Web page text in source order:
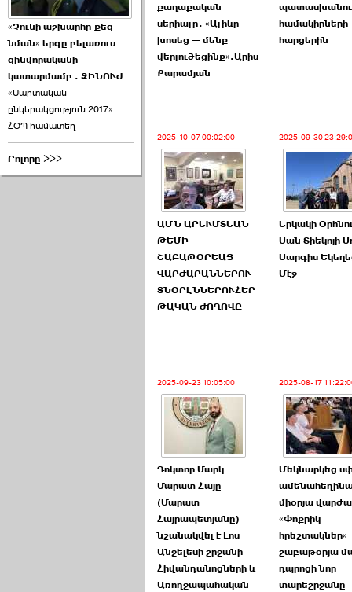
«Չունի աշխարհը քեզ
նման» երգը բելառուս
զինվորականի
կատարմամբ . ԶԻՆՈՒԺ
«Մարտական
ընկերակցություն 2017»
ՀՕՊ համատեղ
Բոլորը >>>
քաղաքական
սերիալը. «Ալիևը
խոսեց — մենք
վերլուծեցինք».Արիս
Քարամյան
համակիրների
հարցերին
2025-10-07 00:02:00
ԱՄՆ ԱՐԵՒՄՏԵԱՆ
ԹԵՄԻ
ՇԱԲԱԹՕՐԵԱՅ
ՎԱՐԺԱՐԱՆՆԵՐՈՒ
ՏՆՕՐԷՆՆԵՐՈՒՀԵՐ
ԹԱԿԱՆ ԺՈՂՈՎԸ
2025-09-30
Երկակի
Սան Տիեկոյի
Սարգիս
Մէջ
2025-09-23 10:05:00
Դոկտոր Մարկ
Մարատ Հայը
(Մարատ
Հայրապետյանը)
նշանակվել է Լոս
Անջելեսի շրջանի
Հիվանդանոցների և
Առողջապահական
2025-08-17
Մեկնարկեց
միօրյա
«Փոքրիկ
հրեշտակներ»
շաբաթօրյա
դպրոցի նոր
տարեշրջանը